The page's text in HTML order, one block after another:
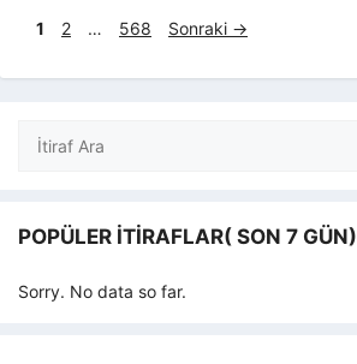
Sayfa
1 Sayfa
2 … Sayfa
568 Sonraki →
Ara
POPÜLER İTIRAFLAR( SON 7 GÜN)
Sorry. No data so far.